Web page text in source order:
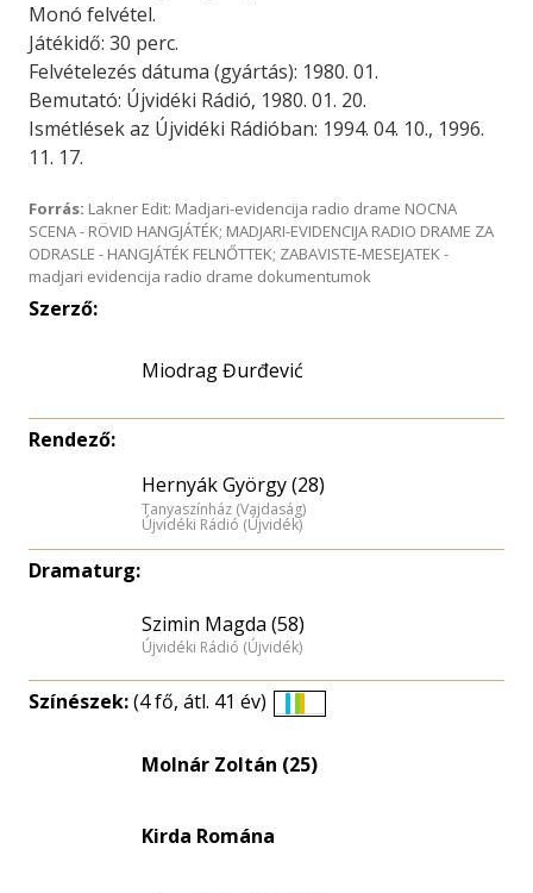
Monó felvétel.
Játékidő: 30 perc.
Felvételezés dátuma (gyártás): 1980. 01.
Bemutató: Újvidéki Rádió, 1980. 01. 20.
Ismétlések az Újvidéki Rádióban: 1994. 04. 10., 1996.
11. 17.
Forrás: Lakner Edit: Madjari-evidencija radio drame NOCNA
SCENA - RÖVID HANGJÁTÉK; MADJARI-EVIDENCIJA RADIO DRAME ZA
ODRASLE - HANGJÁTÉK FELNŐTTEK; ZABAVISTE-MESEJATEK -
madjari evidencija radio drame dokumentumok
Szerző:
Miodrag Đurđević
Rendező:
Hernyák György (28)
Tanyaszínház (Vajdaság)
Újvidéki Rádió (Újvidék)
Dramaturg:
Szimin Magda (58)
Újvidéki Rádió (Újvidék)
Színészek:(4 fő, átl. 41 év)
eloszlás
Molnár Zoltán (25)
Kirda Romána